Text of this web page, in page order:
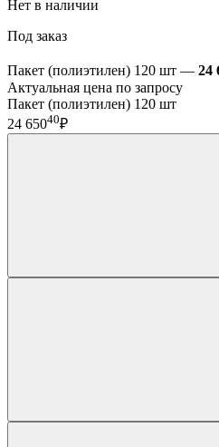
Нет в наличии
Под заказ
Пакет (полиэтилен) 120 шт — 24
Актуальная цена по запросу
Пакет (полиэтилен) 120 шт
24 65040₽